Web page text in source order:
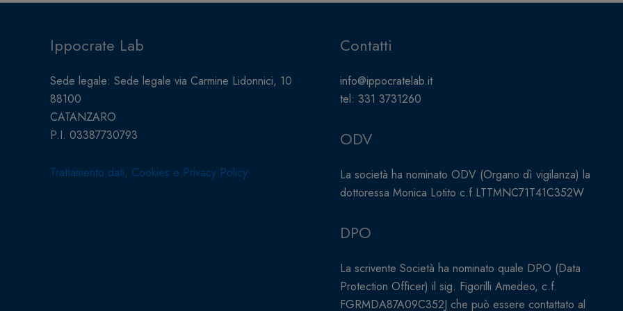
Ippocrate Lab
Sede legale: Sede legale via Carmine Lidonnici, 10
88100
CATANZARO
P.I. 03387730793
Trattamento dati, Cookies e Privacy Policy
Contatti
info@ippocratelab.it
tel: 331 3731260
ODV
La società ha nominato ODV (Organo dì vigilanza) la
dottoressa Monica Lotito c.f LTTMNC71T41C352W
DPO
La scrivente Società ha nominato quale DPO (Data
Protection Officer) il sig. Figorilli Amedeo, c.f.
FGRMDA87A09C352J che può essere contattato al